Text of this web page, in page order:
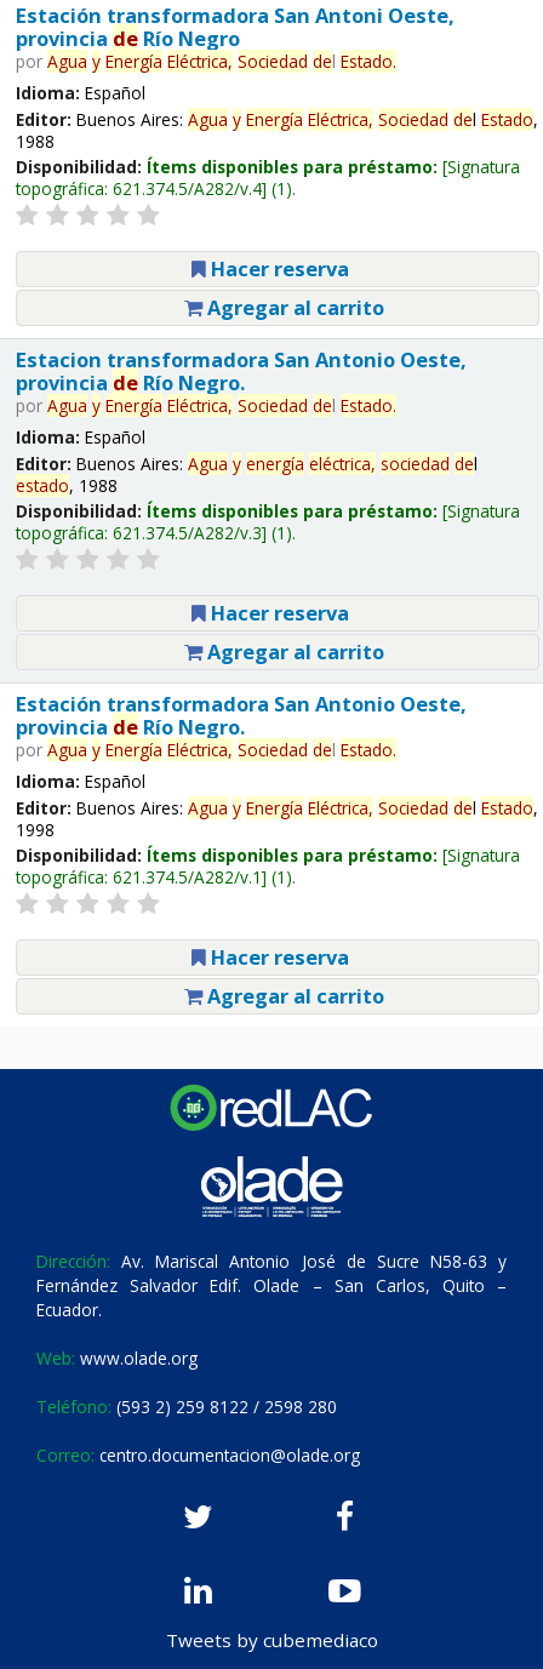
Estación transformadora San Antoni Oeste,
provincia deRío Negro
por Agua y Energía Eléctrica, Sociedad del Estado.
Idioma: Español
Editor: Buenos Aires: Agua y Energía Eléctrica, Sociedad del Estado,
1988
Disponibilidad: Ítems disponibles para préstamo: Signatura
topográfica: 621.374.5/A282/v.4 (1).
Hacer reserva
Agregar al carrito
Estacion transformadora San Antonio Oeste,
provincia deRío Negro.
por Agua y Energía Eléctrica, Sociedad del Estado.
Idioma: Español
Editor: Buenos Aires: Agua y energía eléctrica, sociedad del
estado, 1988
Disponibilidad: Ítems disponibles para préstamo: Signatura
topográfica: 621.374.5/A282/v.3 (1).
Hacer reserva
Agregar al carrito
Estación transformadora San Antonio Oeste,
provincia deRío Negro.
por Agua y Energía Eléctrica, Sociedad del Estado.
Idioma: Español
Editor: Buenos Aires: Agua y Energía Eléctrica, Sociedad del Estado,
1998
Disponibilidad: Ítems disponibles para préstamo: Signatura
topográfica: 621.374.5/A282/v.1 (1).
Hacer reserva
Agregar al carrito
Dirección: Av. Mariscal Antonio José de Sucre N58-63 y
Fernández Salvador Edif. Olade – San Carlos, Quito –
Ecuador.
Web: www.olade.org
Teléfono: (593 2) 259 8122 / 2598 280
Correo: centro.documentacion@olade.org
Tweets by cubemediaco